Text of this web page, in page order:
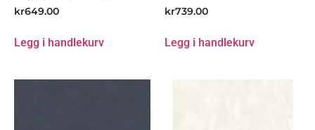
kr649.00
Legg i handlekurv
kr739.00
Legg i handlekurv